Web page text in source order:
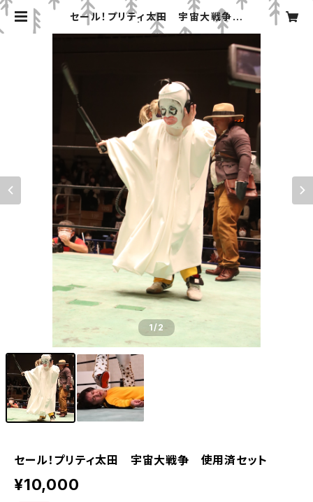
セール！プリティ太田 宇宙大戦争
使用済セット | みちのくプロレス「プ
1/2
セール！プリティ太田 宇宙大戦争 使用済セット
¥10,000